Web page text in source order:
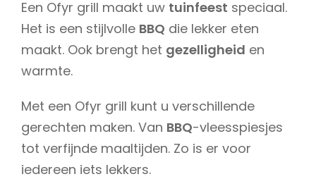
Een Ofyr grill maakt uw tuinfeest speciaal.
Het is een stijlvolle BBQ die lekker eten
maakt. Ook brengt het gezelligheid en
warmte.
Met een Ofyr grill kunt u verschillende
gerechten maken. Van BBQ-vleesspiesjes
tot verfijnde maaltijden. Zo is er voor
iedereen iets lekkers.